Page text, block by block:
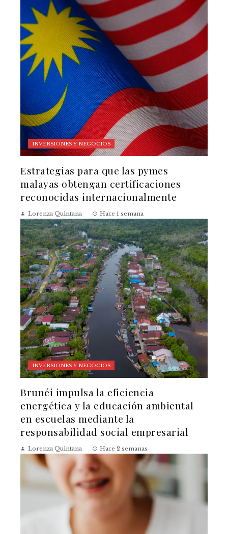
INVERSIONES Y NEGOCIOS
Estrategias para que las pymes
malayas obtengan certificaciones
reconocidas internacionalmente
Lorenza Quintana Hace 1 semana
INVERSIONES Y NEGOCIOS
Brunéi impulsa la eficiencia
energética y la educación ambiental
en escuelas mediante la
responsabilidad social empresarial
Lorenza Quintana Hace 2 semanas